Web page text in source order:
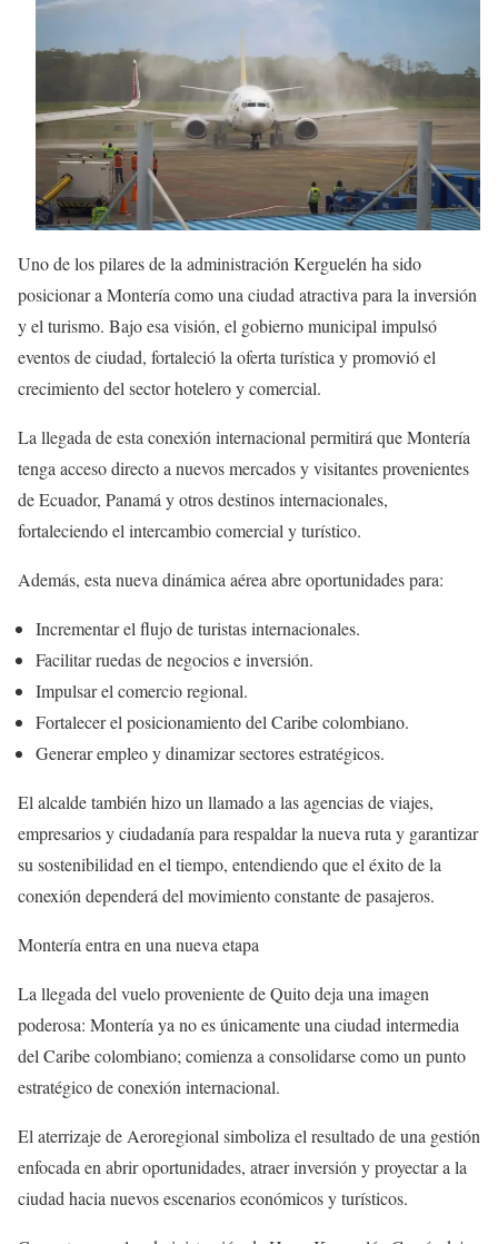
Uno de los pilares de la administración Kerguelén ha sido
posicionar a Montería como una ciudad atractiva para la inversión
y el turismo. Bajo esa visión, el gobierno municipal impulsó
eventos de ciudad, fortaleció la oferta turística y promovió el
crecimiento del sector hotelero y comercial.
La llegada de esta conexión internacional permitirá que Montería
tenga acceso directo a nuevos mercados y visitantes provenientes
de Ecuador, Panamá y otros destinos internacionales,
fortaleciendo el intercambio comercial y turístico.
Además, esta nueva dinámica aérea abre oportunidades para:
Incrementar el flujo de turistas internacionales.
Facilitar ruedas de negocios e inversión.
Impulsar el comercio regional.
Fortalecer el posicionamiento del Caribe colombiano.
Generar empleo y dinamizar sectores estratégicos.
El alcalde también hizo un llamado a las agencias de viajes,
empresarios y ciudadanía para respaldar la nueva ruta y garantizar
su sostenibilidad en el tiempo, entendiendo que el éxito de la
conexión dependerá del movimiento constante de pasajeros.
Montería entra en una nueva etapa
La llegada del vuelo proveniente de Quito deja una imagen
poderosa: Montería ya no es únicamente una ciudad intermedia
del Caribe colombiano; comienza a consolidarse como un punto
estratégico de conexión internacional.
El aterrizaje de Aeroregional simboliza el resultado de una gestión
enfocada en abrir oportunidades, atraer inversión y proyectar a la
ciudad hacia nuevos escenarios económicos y turísticos.